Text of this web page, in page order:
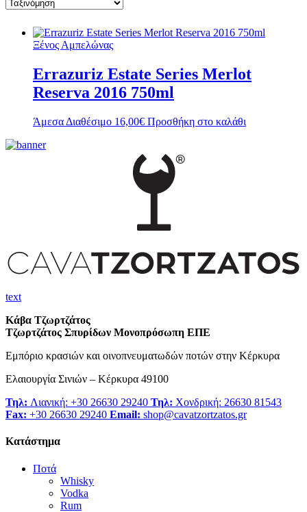
Ξένος Αμπελώνας
Errazuriz Estate Series Merlot
Reserva 2016 750ml
Άμεσα Διαθέσιμο 16,00€ Προσθήκη στο καλάθι
text
Κάβα Τζωρτζάτος
Τζωρτζάτος Σπυρίδων Μονοπρόσωπη ΕΠΕ
Εμπόριο κρασιών και οινοπνευματωδών ποτών στην Κέρκυρα
Ελαιουργία Σινιών – Κέρκυρα 49100
Τηλ: Λιανική: +30 26630 29240 Τηλ: Χονδρική: 26630 81543
Fax: +30 26630 29240 Email: shop@cavatzortzatos.gr
Κατάστημα
Ποτά
Whisky
Vodka
Rum